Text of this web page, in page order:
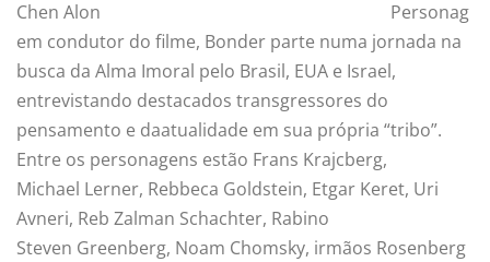
Chen Alon
Personag
em condutor do filme, Bonder parte numa jornada na
busca da Alma Imoral pelo Brasil, EUA e Israel,
entrevistando destacados transgressores do
pensamento e daatualidade em sua própria “tribo”.
Entre os personagens estão Frans Krajcberg,
Michael Lerner, Rebbeca Goldstein, Etgar Keret, Uri
Avneri, Reb Zalman Schachter, Rabino
Steven Greenberg, Noam Chomsky, irmãos Rosenberg